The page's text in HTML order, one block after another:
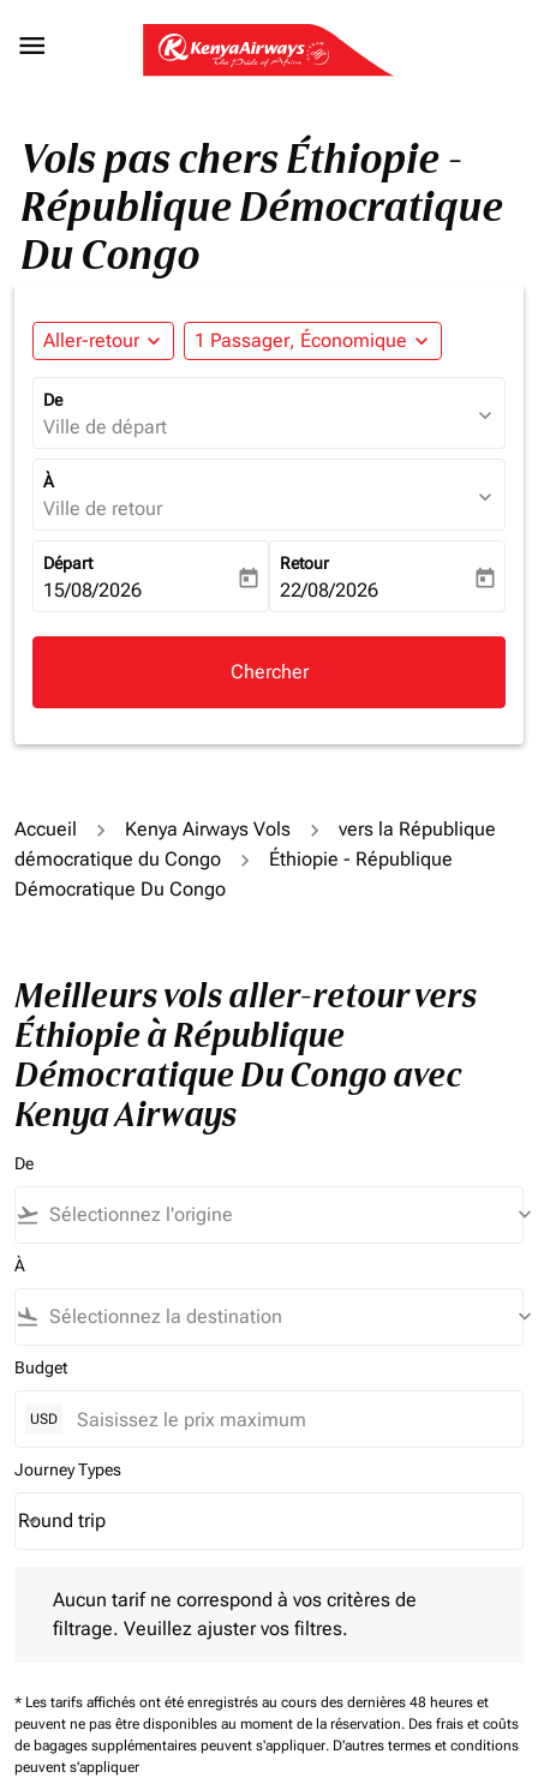

Vols pas chers Éthiopie -
République Démocratique
Du Congo
Aller-retour expand_more 1 Passager, Économique expand_more
De
Ville de départ expand_more
À
Ville de retour expand_more
Départ
fc-booking-departure-date-aria-label
15/08/2026 today
Retour
fc-booking-return-date-aria-
22/08/2026 today
Chercher
Accueil Kenya Airways Vols
vers la République
démocratique du Congo
Éthiopie - République
Démocratique Du Congo
Meilleurs vols aller-retour vers
Éthiopie à République
Démocratique Du Congo avec
Kenya Airways
De
flight_takeoff keyboard_arrow_down
À
flight_land keyboard_arrow_down
Budget
USD
Journey Types
Journey Types option Round trip Selected
Round trip
keyboard_arrow_down
Aucun tarif ne correspond à vos critères de
filtrage. Veuillez ajuster vos filtres.
* Les tarifs affichés ont été enregistrés au cours des dernières 48 heures et
peuvent ne pas être disponibles au moment de la réservation. Des frais et coûts
de bagages supplémentaires peuvent s'appliquer. D'autres termes et conditions
peuvent s'appliquer